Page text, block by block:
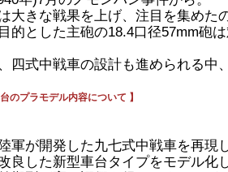
きな戦果を上げ、注目を集めたの
とした主砲の18.4口径57mm砲
式中戦車の設計も進められる中
のプラモデル内容について 】
が開発した九七式中戦車を再現
した新型車台タイプをモデル化